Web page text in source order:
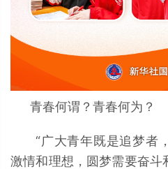
青春何谓？青春何为？
“广大青年既是追梦者
激情和理想，圆梦需要奋斗